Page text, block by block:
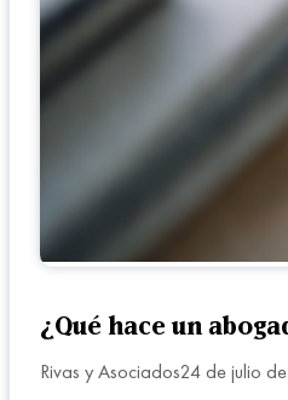
¿Qué hace un
Rivas y Asociados24 de julio